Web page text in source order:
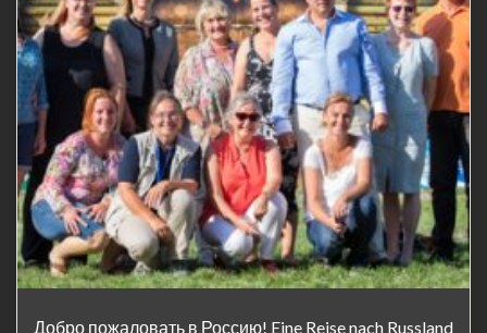
Добро пожаловать в Россию! Eine Reise nach Russland